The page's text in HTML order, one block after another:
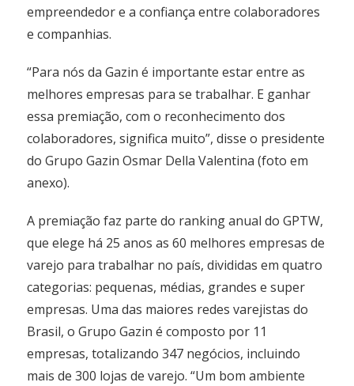
empreendedor e a confiança entre colaboradores
e companhias.
“Para nós da Gazin é importante estar entre as
melhores empresas para se trabalhar. E ganhar
essa premiação, com o reconhecimento dos
colaboradores, significa muito”, disse o presidente
do Grupo Gazin Osmar Della Valentina (foto em
anexo).
A premiação faz parte do ranking anual do GPTW,
que elege há 25 anos as 60 melhores empresas de
varejo para trabalhar no país, divididas em quatro
categorias: pequenas, médias, grandes e super
empresas. Uma das maiores redes varejistas do
Brasil, o Grupo Gazin é composto por 11
empresas, totalizando 347 negócios, incluindo
mais de 300 lojas de varejo. “Um bom ambiente